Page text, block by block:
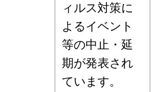
ィルス対策に
よるイベント
等の中止・延
期が発表され
ています。